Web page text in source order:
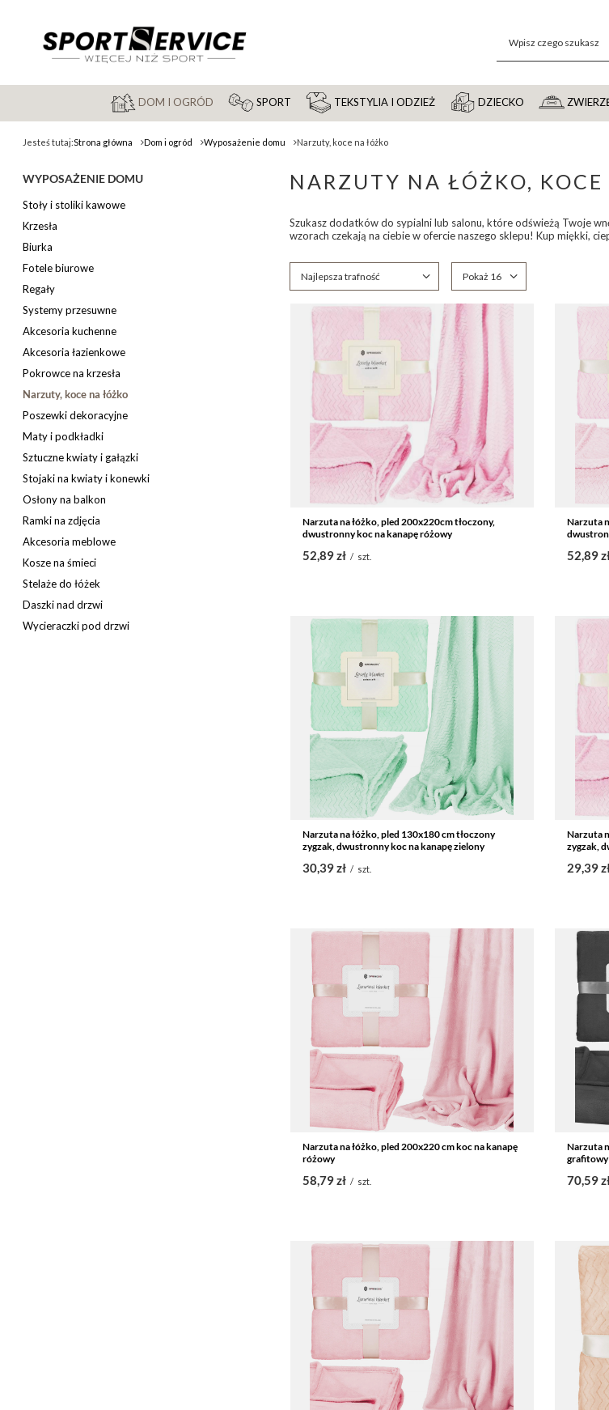
DOM I OGRÓD SPORT TEKSTYLIA I ODZIEŻ DZIECKO
Jesteś tutaj:Strona główna Dom i ogród Wyposażenie domu Narzuty, koce na łóżko
WYPOSAŻENIE DOMU
Stoły i stoliki kawowe
Krzesła
Biurka
Fotele biurowe
Regały
Systemy przesuwne
Akcesoria kuchenne
Akcesoria łazienkowe
Pokrowce na krzesła
Narzuty, koce na łóżko
Poszewki dekoracyjne
Maty i podkładki
Sztuczne kwiaty i gałązki
Stojaki na kwiaty i konewki
Osłony na balkon
Ramki na zdjęcia
Akcesoria meblowe
Kosze na śmieci
Stelaże do łóżek
Daszki nad drzwi
Wycieraczki pod drzwi
NARZUTY NA ŁÓŻKO, KOCE
Szukasz dodatków do sypialni lub salonu, które odświeżą Twoje
wzorach czekają na ciebie w ofercie naszego sklepu! Kup miękki,
Zmień sortowanie
Najlepsza trafność Zmień ilość wyświetlanych
Pokaż 16
Narzuta na łóżko, pled 200x220cm tłoczony,
dwustronny koc na kanapę różowy
52,89 zł / szt.
Narzuta
52,89
Narzuta na łóżko, pled 130x180 cm tłoczony
zygzak, dwustronny koc na kanapę zielony
30,39 zł / szt.
Narzuta
zygzak,
29,39
Narzuta na łóżko, pled 200x220 cm koc na kanapę
różowy
58,79 zł / szt.
Narzuta
grafitowy
70,59